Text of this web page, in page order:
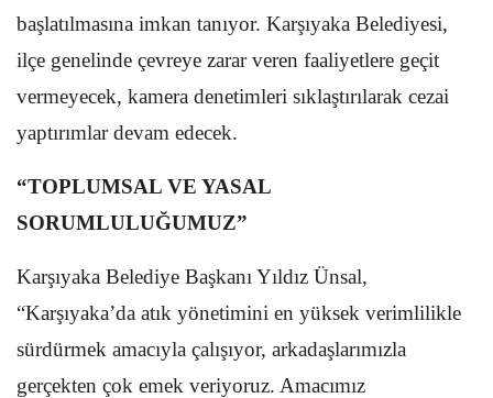
başlatılmasına imkan tanıyor. Karşıyaka Belediyesi,
ilçe genelinde çevreye zarar veren faaliyetlere geçit
vermeyecek, kamera denetimleri sıklaştırılarak cezai
yaptırımlar devam edecek.
“TOPLUMSAL VE YASAL
SORUMLULUĞUMUZ”
Karşıyaka Belediye Başkanı Yıldız Ünsal,
“Karşıyaka’da atık yönetimini en yüksek verimlilikle
sürdürmek amacıyla çalışıyor, arkadaşlarımızla
gerçekten çok emek veriyoruz. Amacımız